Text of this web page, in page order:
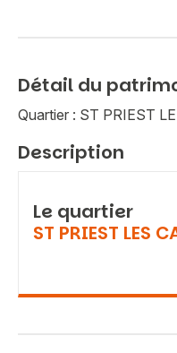
Détail du
Quartier : ST PRIEST
Description
Le quartier
ST PRIEST LES